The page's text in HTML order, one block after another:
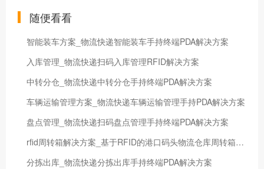
随便看看
智能装车方案_物流快递智能装车手持终端PDA解决方案
入库管理_物流快递扫码入库管理RFID解决方案
中转分仓_物流快递中转分仓手持终端PDA解决方案
车辆运输管理方案_物流快递车辆运输管理手持PDA解决方案
盘点管理_物流快递扫码盘点管理手持终端PDA解决方案
rfid周转箱解决方案_基于RFID的港口码头物流仓库周转箱管理解决方案
分拣出库_物流快递分拣出库手持终端PDA解决方案